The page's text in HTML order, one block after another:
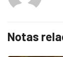
Notas